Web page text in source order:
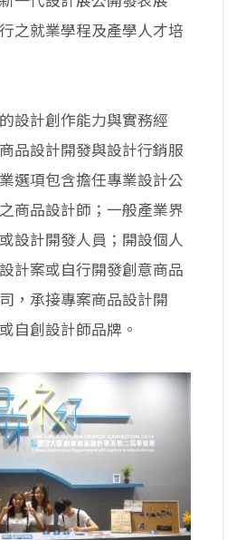
之就業學程及產學人才培
設計創作能力與實務經
品設計開發與設計行銷服
選項包含擔任專業設計公
商品設計師；一般產業界
設計開發人員；開設個人
計案或自行開發創意商品
，承接專案商品設計開
自創設計師品牌。